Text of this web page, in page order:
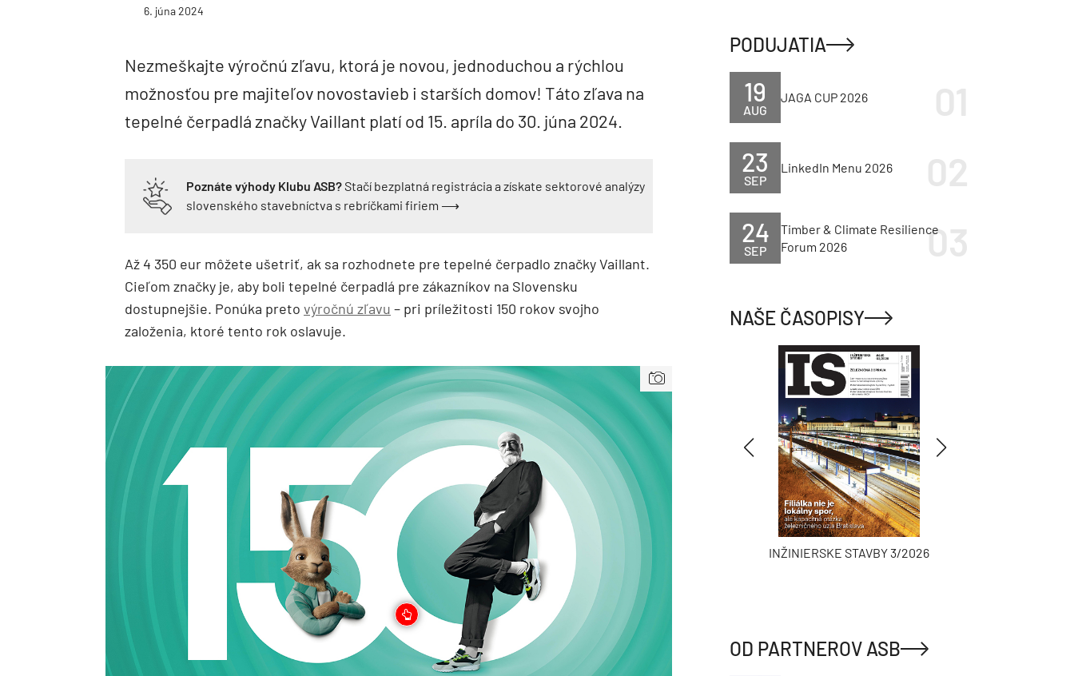
6. júna 2024
Nezmeškajte výročnú zľavu, ktorá je novou, jednoduchou a rýchlou
možnosťou pre majiteľov novostavieb i starších domov! Táto zľava na
tepelné čerpadlá značky Vaillant platí od 15. apríla do 30. júna 2024.
Poznáte výhody Klubu ASB?Stačí bezplatná registrácia a získate sektorové analýzy
slovenského stavebníctva s rebríčkami firiem ⟶
Až 4 350 eur môžete ušetriť, ak sa rozhodnete pre tepelné čerpadlo značky Vaillant.
Cieľom značky je, aby boli tepelné čerpadlá pre zákazníkov na Slovensku
dostupnejšie. Ponúka preto výročnú zľavu – pri príležitosti 150 rokov svojho
založenia, ktoré tento rok oslavuje.
PODUJATIA
AUG
19 JAGA CUP 2026
SEP
23 LinkedIn Menu 2026
SEP
24
Timber & Climate Resilience
Forum 2026
NAŠE ČASOPISY
INŽINIERSKE STAVBY 3/2026
OD PARTNEROV ASB